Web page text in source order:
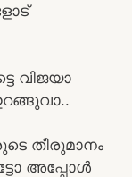
വിജയാ
തീരുമാനം
അപ്പോൾ